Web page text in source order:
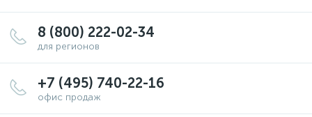
8 (800) 222-02-34
для регионов
+7 (495) 740-22-16
офис продаж